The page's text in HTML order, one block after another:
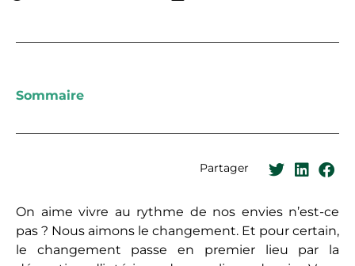
Sommaire
Partager
On aime vivre au rythme de nos envies n’est-ce
pas ? Nous aimons le changement. Et pour certain,
le changement passe en premier lieu par la